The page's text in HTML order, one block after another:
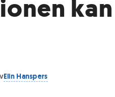
Elin Hanspers